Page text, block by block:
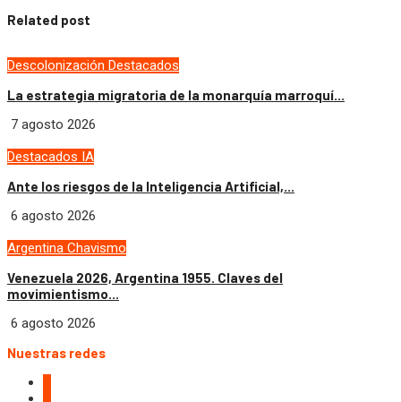
Related post
Descolonización Destacados
La estrategia migratoria de la monarquía marroquí...
7 agosto 2026
Destacados IA
Ante los riesgos de la Inteligencia Artificial,...
6 agosto 2026
Argentina Chavismo
Venezuela 2026, Argentina 1955. Claves del
movimientismo...
6 agosto 2026
Nuestras redes